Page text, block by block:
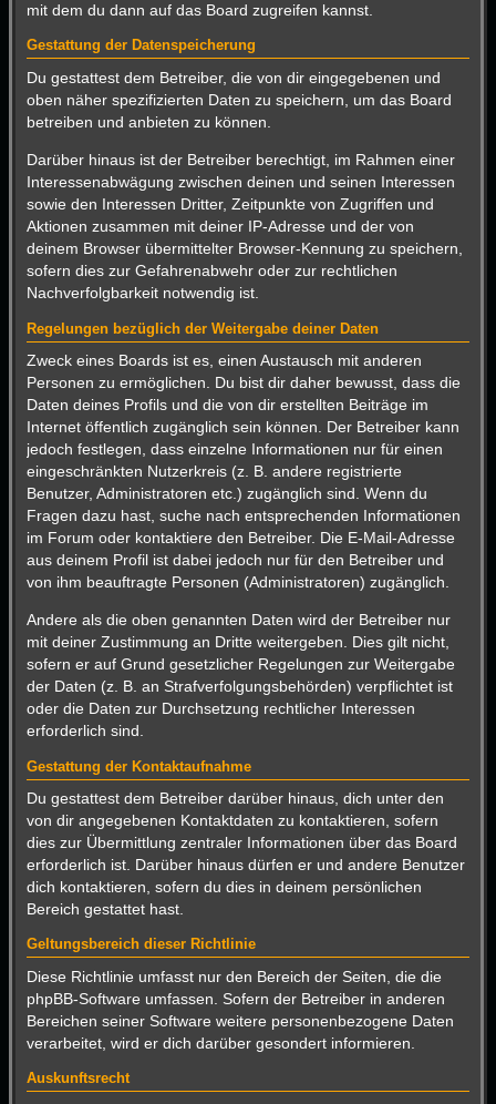
mit dem du dann auf das Board zugreifen kannst.
Gestattung der Datenspeicherung
Du gestattest dem Betreiber, die von dir eingegebenen und
oben näher spezifizierten Daten zu speichern, um das Board
betreiben und anbieten zu können.
Darüber hinaus ist der Betreiber berechtigt, im Rahmen einer
Interessenabwägung zwischen deinen und seinen Interessen
sowie den Interessen Dritter, Zeitpunkte von Zugriffen und
Aktionen zusammen mit deiner IP-Adresse und der von
deinem Browser übermittelter Browser-Kennung zu speichern,
sofern dies zur Gefahrenabwehr oder zur rechtlichen
Nachverfolgbarkeit notwendig ist.
Regelungen bezüglich der Weitergabe deiner Daten
Zweck eines Boards ist es, einen Austausch mit anderen
Personen zu ermöglichen. Du bist dir daher bewusst, dass die
Daten deines Profils und die von dir erstellten Beiträge im
Internet öffentlich zugänglich sein können. Der Betreiber kann
jedoch festlegen, dass einzelne Informationen nur für einen
eingeschränkten Nutzerkreis (z. B. andere registrierte
Benutzer, Administratoren etc.) zugänglich sind. Wenn du
Fragen dazu hast, suche nach entsprechenden Informationen
im Forum oder kontaktiere den Betreiber. Die E-Mail-Adresse
aus deinem Profil ist dabei jedoch nur für den Betreiber und
von ihm beauftragte Personen (Administratoren) zugänglich.
Andere als die oben genannten Daten wird der Betreiber nur
mit deiner Zustimmung an Dritte weitergeben. Dies gilt nicht,
sofern er auf Grund gesetzlicher Regelungen zur Weitergabe
der Daten (z. B. an Strafverfolgungsbehörden) verpflichtet ist
oder die Daten zur Durchsetzung rechtlicher Interessen
erforderlich sind.
Gestattung der Kontaktaufnahme
Du gestattest dem Betreiber darüber hinaus, dich unter den
von dir angegebenen Kontaktdaten zu kontaktieren, sofern
dies zur Übermittlung zentraler Informationen über das Board
erforderlich ist. Darüber hinaus dürfen er und andere Benutzer
dich kontaktieren, sofern du dies in deinem persönlichen
Bereich gestattet hast.
Geltungsbereich dieser Richtlinie
Diese Richtlinie umfasst nur den Bereich der Seiten, die die
phpBB-Software umfassen. Sofern der Betreiber in anderen
Bereichen seiner Software weitere personenbezogene Daten
verarbeitet, wird er dich darüber gesondert informieren.
Auskunftsrecht